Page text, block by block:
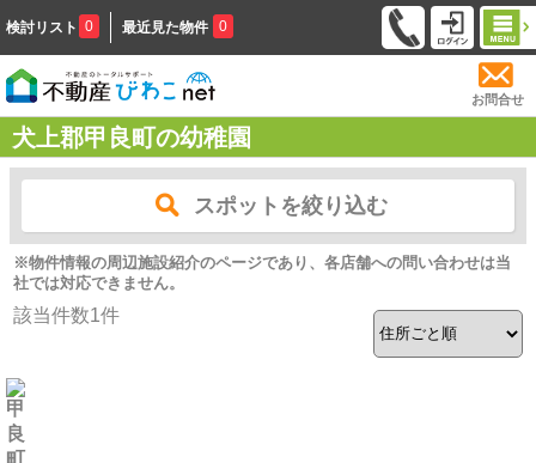
検討リスト 0 最近見た物件 0
お問合せ
犬上郡甲良町の幼稚園
スポットを絞り込む
※物件情報の周辺施設紹介のページであり、各店舗への問い合わせは当
社では対応できません。
該当件数1件